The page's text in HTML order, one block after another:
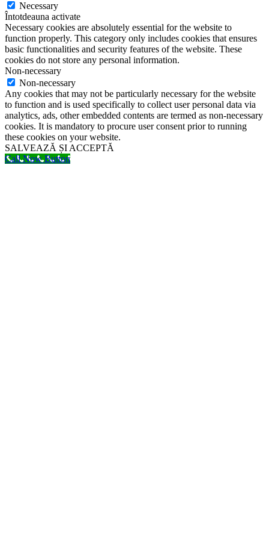
Necessary
Întotdeauna activate
Necessary cookies are absolutely essential for the website to
function properly. This category only includes cookies that ensures
basic functionalities and security features of the website. These
cookies do not store any personal information.
Non-necessary
Non-necessary
Any cookies that may not be particularly necessary for the website
to function and is used specifically to collect user personal data via
analytics, ads, other embedded contents are termed as non-necessary
cookies. It is mandatory to procure user consent prior to running
these cookies on your website.
SALVEAZĂ ȘI ACCEPTĂ
Call Now Button